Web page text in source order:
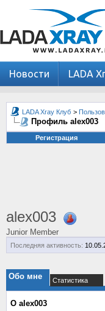
Новости LADA
LADA Xray Клуб >
Профиль alex003
Регистрация
alex003
Junior Member
Последняя активность:
Обо мне Статистика
О alex003